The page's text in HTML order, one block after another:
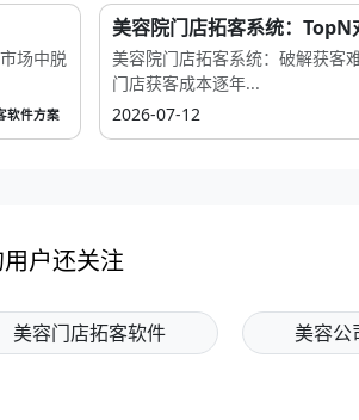
场中脱
软件方案
美容院门店拓客系统：TopN
美容院门店拓客系统：破解获客
门店获客成本逐年...
2026-07-12
户还关注
美容门店拓客软件 美容公